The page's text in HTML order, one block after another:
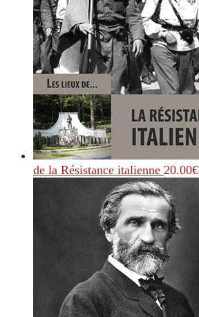
de la Résistance italienne 20.00€